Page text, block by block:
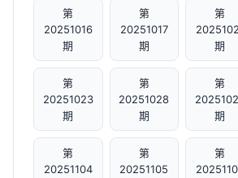
第
20251016
期
第
20251017
期
第
期
第
20251023
期
第
20251028
期
第
期
第
20251104
第
20251105
第